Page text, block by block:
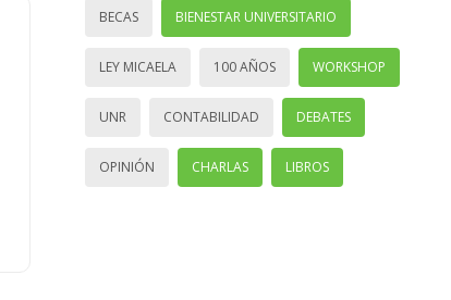
BECAS BIENESTAR UNIVERSITARIO
LEY MICAELA 100 AÑOS WORKSHOP
UNR CONTABILIDAD DEBATES
OPINIÓN CHARLAS LIBROS